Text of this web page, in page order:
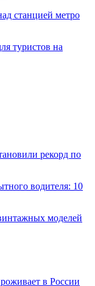
станцией метро
туристов на
рекорд по
водителя: 10
моделей
в России